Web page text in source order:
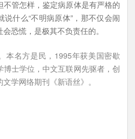
不管怎样，鉴定病原体是有严格的
什么“不明病原体”，那不仅会闹
恐慌，是极其不负责任的。
本名方是民，1995年获美国密歇
博士学位，中文互联网先驱者，创
学网络期刊《新语丝》。